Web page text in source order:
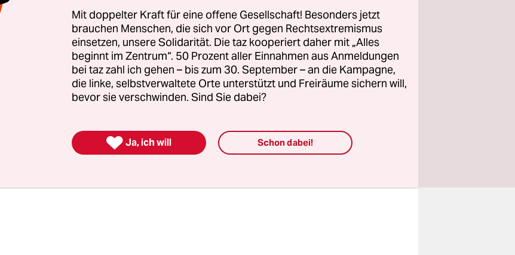
– wo er vor nun bald zehn Jahren als Schauspiel-
das Handtuch warf – und damit am sich neu
Opernhaus debütiert, entbehrt nicht einer gewissen
Mit doppelter Kraft für eine offene Gesellschaft! Besonders jetzt
brauchen Menschen, die sich vor Ort gegen Rechtsextremismus
einsetzen, unsere Solidarität. Die taz kooperiert daher mit „Alles
beginnt im Zentrum“. 50 Prozent aller Einnahmen aus Anmeldungen
bei taz zahl ich gehen – bis zum 30. September – an die Kampagne,
die linke, selbstverwaltete Orte unterstützt und Freiräume sichern will,
bevor sie verschwinden. Sind Sie dabei?
 Ja, ich will Schon dabei!